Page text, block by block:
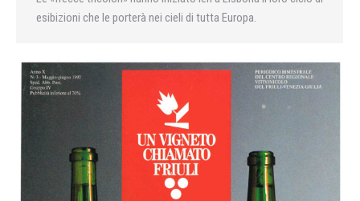
esibizioni che le porterà nei cieli di tutta Europa.